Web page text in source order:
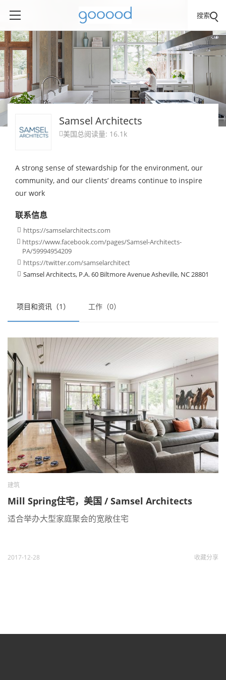
搜索
项目和资讯（1） 工作（0）
建筑
Mill Spring住宅，美国 / Samsel Architects
适合举办大型家庭聚会的宽敞住宅
2017-12-28 收藏分享
Samsel Architects
 美国总阅读量: 16.1k
A strong sense of stewardship for the environment, our
community, and our clients’ dreams continue to inspire
our work
联系信息
 https://samselarchitects.com
 https://www.facebook.com/pages/Samsel-Architects-
PA/59994954209
 https://twitter.com/samselarchitect
 Samsel Architects, P.A. 60 Biltmore Avenue Asheville, NC 28801